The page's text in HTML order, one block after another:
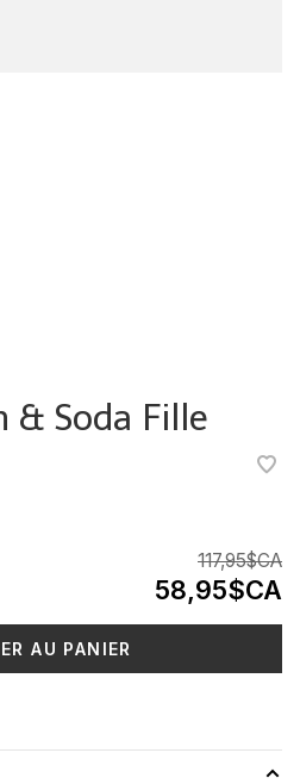
& Soda Fille
117,95$CA
58,95$CA
AU PANIER